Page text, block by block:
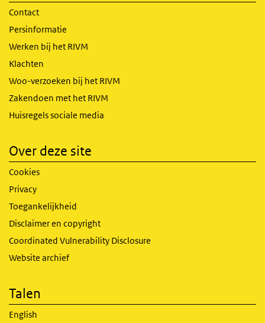
Contact
Persinformatie
Werken bij het RIVM
Klachten
Woo-verzoeken bij het RIVM
Zakendoen met het RIVM
Huisregels sociale media
Over deze site
Cookies
Privacy
Toegankelijkheid
Disclaimer en copyright
Coordinated Vulnerability Disclosure
Website archief
Talen
English